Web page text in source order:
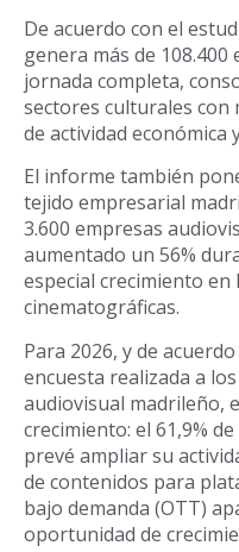
De acuerdo con el
genera más de
jornada completa,
sectores culturales con
de actividad económica
El informe también
tejido empresarial
3.600 empresas
aumentado un 56%
especial crecimiento en
cinematográficas.
Para 2026, y de
encuesta realizada a
audiovisual madrileño,
crecimiento: el 61,9%
prevé ampliar su
de contenidos para
bajo demanda (OTT)
oportunidad de